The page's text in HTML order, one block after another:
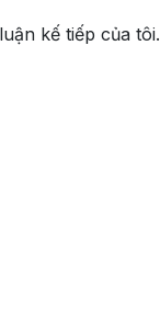
kế tiếp của tôi.